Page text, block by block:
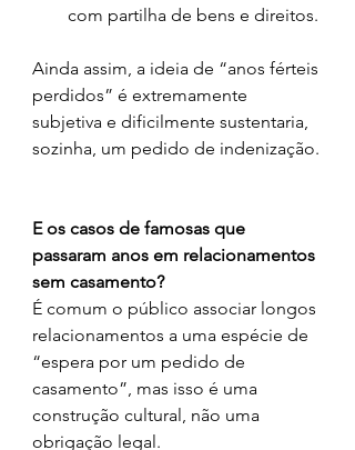
com partilha de bens e direitos.
Ainda assim, a ideia de “anos férteis
perdidos” é extremamente
subjetiva e dificilmente sustentaria,
sozinha, um pedido de indenização.
E os casos de famosas que
passaram anos em relacionamentos
sem casamento?
É comum o público associar longos
relacionamentos a uma espécie de
“espera por um pedido de
casamento”, mas isso é uma
construção cultural, não uma
obrigação legal.